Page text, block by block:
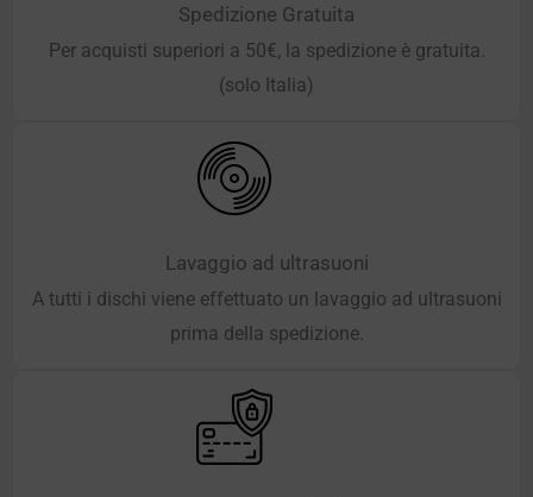
Spedizione Gratuita
Per acquisti superiori a 50€, la spedizione è gratuita.
(solo Italia)
Lavaggio ad ultrasuoni
A tutti i dischi viene effettuato un lavaggio ad ultrasuoni
prima della spedizione.